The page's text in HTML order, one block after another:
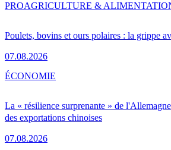
Poulets, bovins et ours polaires : la grippe
07.08.2026
PROAGRICULTURE &
La « résilience surprenante » de
des exportations chinoises
07.08.2026
ÉCONOMIE